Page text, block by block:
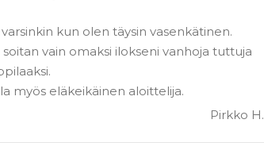
kun olen täysin vasenkätinen.
vain omaksi ilokseni vanhoja tuttuja
myös eläkeikäinen aloittelija.
Pirkko H.